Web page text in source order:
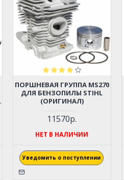
ПОРШНЕВАЯ ГРУППА MS270
ДЛЯ БЕНЗОПИЛЫ STIHL
(ОРИГИНАЛ)
11570р.
НЕТ В НАЛИЧИИ
Уведомить о поступлении